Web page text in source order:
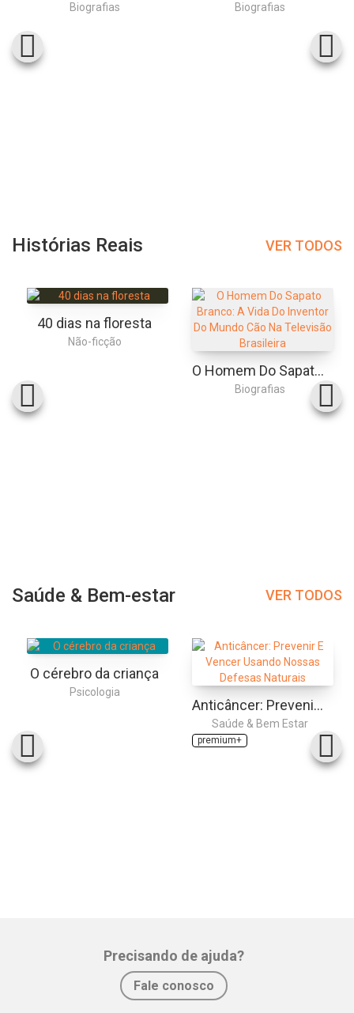
Biografias Biografias
Histórias Reais VER TODOS
40 dias na floresta
Não-ficção
O Homem Do Sapato Branco: A Vida Do Inventor Do Mundo Cão Na Televisão Brasileira
Biografias
Saúde & Bem-estar VER TODOS
O cérebro da criança
Psicologia
Anticâncer: Prevenir E Vencer Usando Nossas Defesas Naturais
Saúde & Bem Estar
premium+
Precisando de ajuda?
Fale conosco